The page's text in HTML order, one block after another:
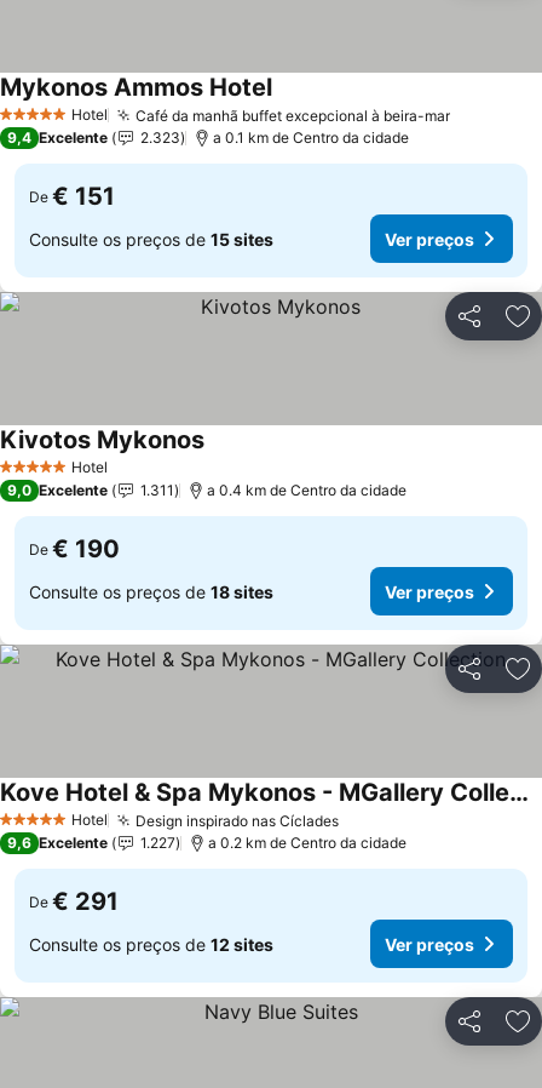
5 Estrelas Hotel Café da manhã buffet excepcional à beira-mar
Mykonos Ammos Hotel
9,4 Excelente 2.323 a 0.1 km de Centro da cidade
De € 151
Consulte os preços de 15 sites Ver preços
Partilhar
5 Estrelas Hotel
Kivotos Mykonos
9,0 Excelente 1.311 a 0.4 km de Centro da cidade
De € 190
Consulte os preços de 18 sites Ver preços
Partilhar
5 Estrelas Hotel Design inspirado nas Cíclades
Kove Hotel & Spa Mykonos - MGallery Collection
9,6 Excelente 1.227 a 0.2 km de Centro da cidade
De € 291
Consulte os preços de 12 sites Ver preços
Partilhar